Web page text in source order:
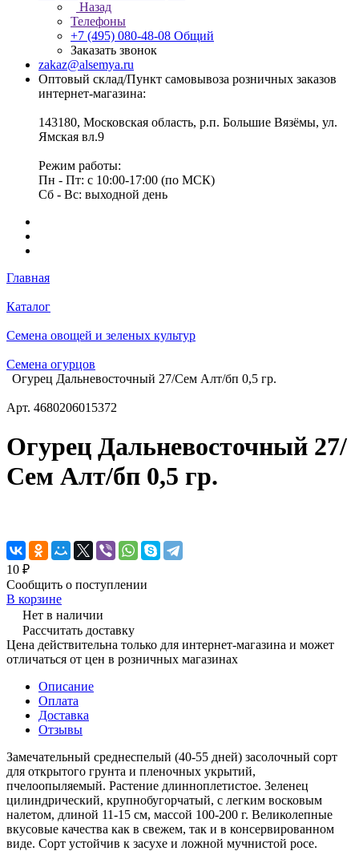
Назад
Телефоны
+7 (495) 080-48-08 Общий
Заказать звонок
zakaz@alsemya.ru
Оптовый склад/Пункт самовывоза розничных заказов
интернет-магазина:
143180, Московская область, р.п. Большие Вязёмы, ул.
Ямская вл.9
Режим работы:
Пн - Пт: с 10:00-17:00 (по МСК)
Сб - Вс: выходной день
Главная
Каталог
Семена овощей и зеленых культур
Семена огурцов
Огурец Дальневосточный 27/Сем Алт/бп 0,5 гр.
Арт. 4680206015372
Огурец Дальневосточный 27/
Сем Алт/бп 0,5 гр.
10 ₽
Сообщить о поступлении
В корзине
Нет в наличии
Рассчитать доставку
Цена действительна только для интернет-магазина и может
отличаться от цен в розничных магазинах
Описание
Оплата
Доставка
Отзывы
Замечательный среднеспелый (40-55 дней) засолочный сорт
для открытого грунта и пленочных укрытий,
пчелоопыляемый. Растение длинноплетистое. Зеленец
цилиндрический, крупнобугорчатый, с легким восковым
налетом, длиной 11-15 см, массой 100-200 г. Великолепные
вкусовые качества как в свежем, так и в консервированном
виде. Сорт устойчив к засухе и ложной мучнистой росе.